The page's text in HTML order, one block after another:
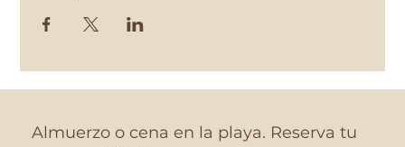
Almuerzo o cena en la playa. Reserva tu